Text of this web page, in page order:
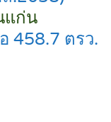
แก่น
458.7 ตรว.